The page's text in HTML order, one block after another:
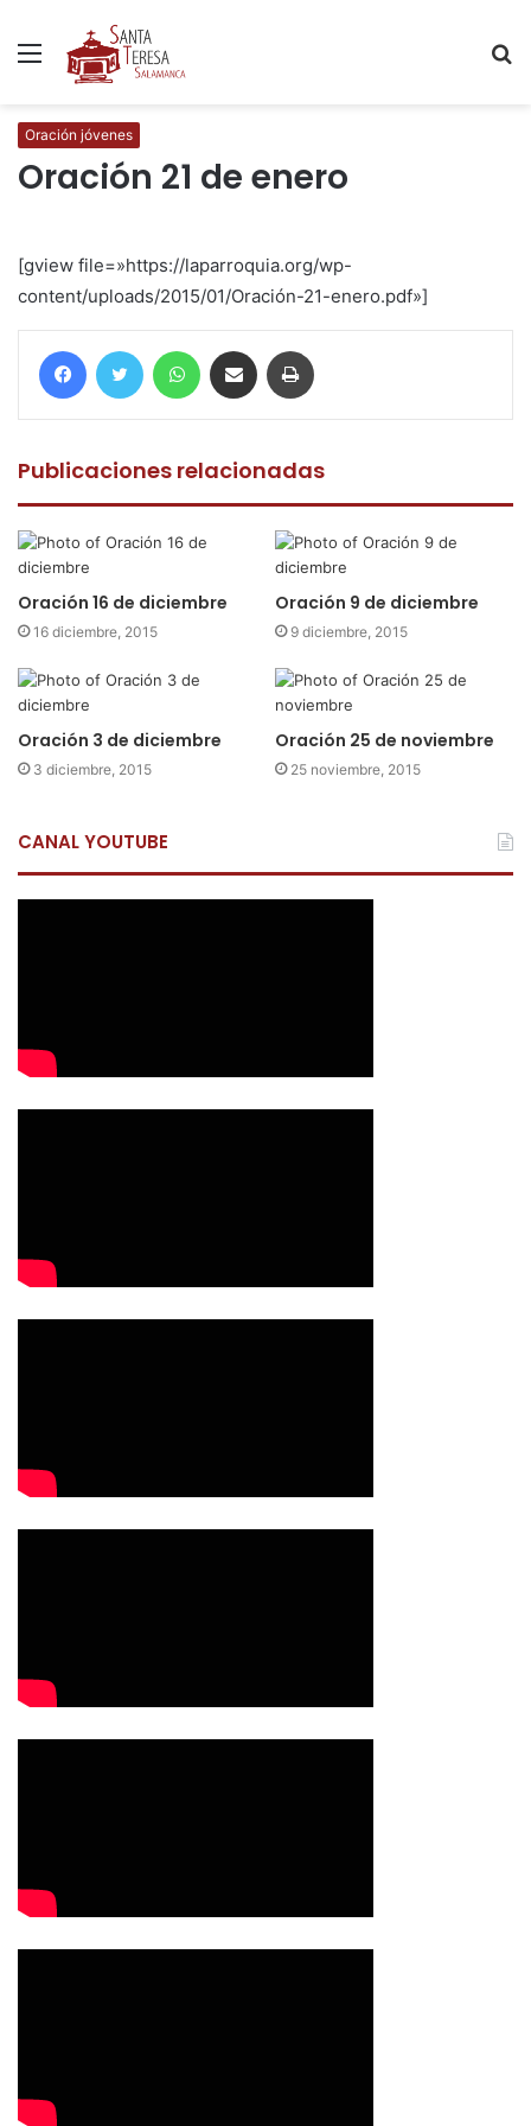
Menú
Oración jóvenes
Oración 21 de enero
[gview file=»https://laparroquia.org/wp-
content/uploads/2015/01/Oración-21-enero.pdf»]
Publicaciones relacionadas
Oración 16 de diciembre
16 diciembre, 2015
Oración 9 de diciembre
9 diciembre, 2015
Oración 3 de diciembre
3 diciembre, 2015
Oración 25 de noviembre
25 noviembre, 2015
CANAL YOUTUBE